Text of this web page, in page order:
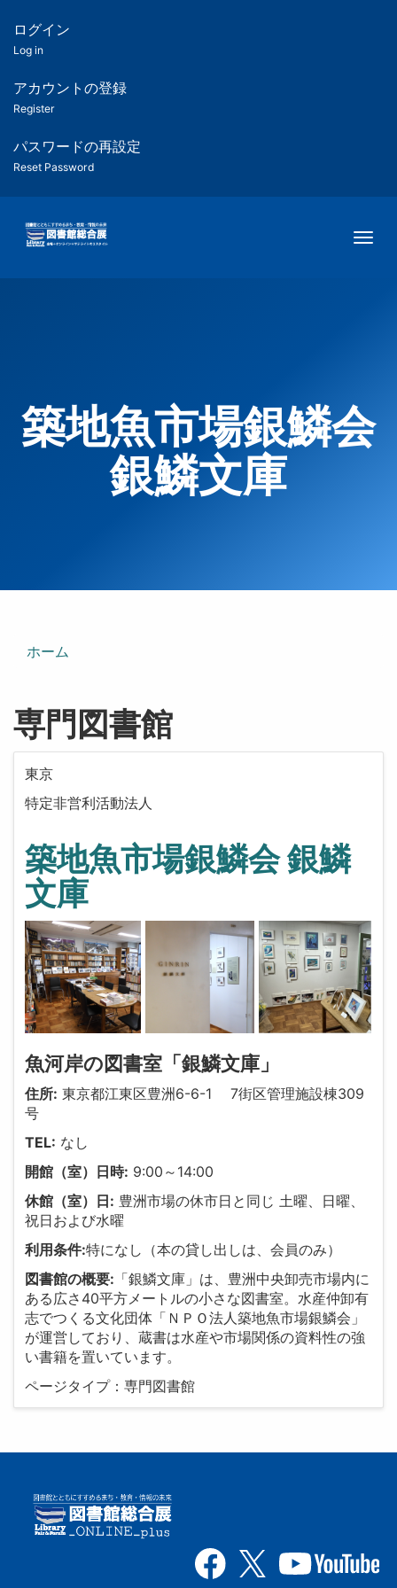
ツ
匿
名
ユ
ー
ー
用
メ
ログイン
Log in
アカウントの登録
Register
パスワードの再設定
Reset Password
築地魚市場銀鱗会
銀鱗文庫
ホーム
専門図書館
東京
特定非営利活動法人
築地魚市場銀鱗会 銀鱗
文庫
魚河岸の図書室「銀鱗文庫」
住所: 東京都江東区豊洲6-6-1 7街区管理施設棟309
号
TEL: なし
開館（室）日時: 9:00～14:00
休館（室）日: 豊洲市場の休市日と同じ 土曜、日曜、
祝日および水曜
利用条件:特になし（本の貸し出しは、会員のみ）
図書館の概要: 「銀鱗文庫」は、豊洲中央卸売市場内に
ある広さ40平方メートルの小さな図書室。水産仲卸有
志でつくる文化団体「ＮＰＯ法人築地魚市場銀鱗会」
が運営しており、蔵書は水産や市場関係の資料性の強
い書籍を置いています。
ページタイプ：専門図書館